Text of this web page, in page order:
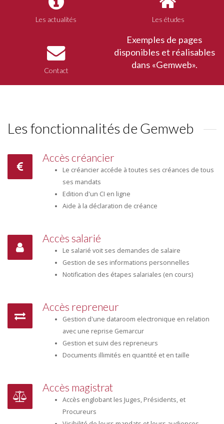
Les actualités Les études
Contact
Exemples de pages
disponibles et réalisables
dans «Gemweb».
Les fonctionnalités de Gemweb
Accès créancier
Le créancier accéde à toutes ses créances de tous
ses mandats
Edition d'un CI en ligne
Aide à la déclaration de créance
Accès salarié
Le salarié voit ses demandes de salaire
Gestion de ses informations personnelles
Notification des étapes salariales (en cours)
Accès repreneur
Gestion d'une dataroom electronique en relation
avec une reprise Gemarcur
Gestion et suivi des repreneurs
Documents illimités en quantité et en taille
Accès magistrat
Accès englobant les Juges, Présidents, et
Procureurs